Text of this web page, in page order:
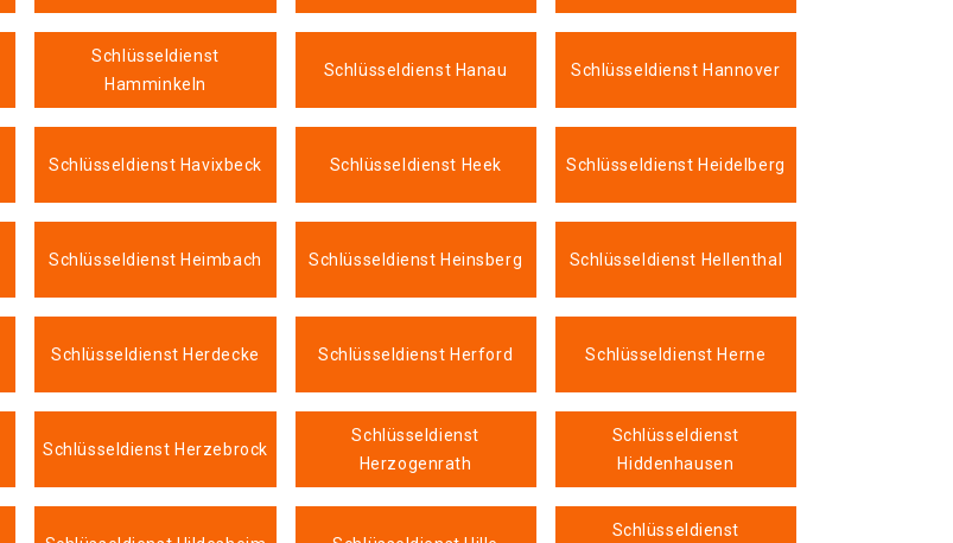
Schlüsseldienst
Hamminkeln
Schlüsseldienst Hanau Schlüsseldienst Hannover
Schlüsseldienst Havixbeck Schlüsseldienst Heek Schlüsseldienst Heidelberg
Schlüsseldienst Heimbach Schlüsseldienst Heinsberg Schlüsseldienst Hellenthal
Schlüsseldienst Herdecke Schlüsseldienst Herford Schlüsseldienst Herne
Schlüsseldienst Herzebrock
Schlüsseldienst
Herzogenrath
Schlüsseldienst
Hiddenhausen
Schlüsseldienst